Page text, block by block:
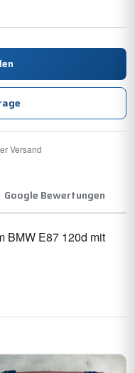
Versand
Google Bewertungen
BMW E87 120d mit